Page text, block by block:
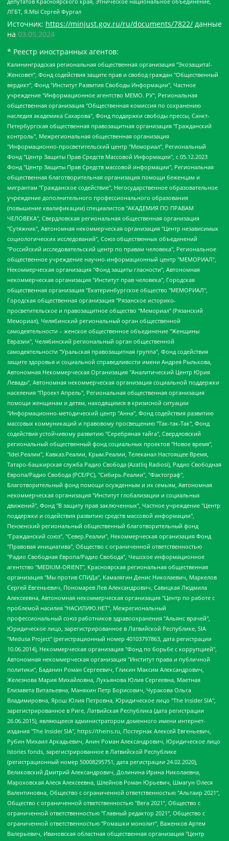
ЛГБТ, Я.МЫ Сергей Фургал
Источник: https://minjust.gov.ru/ru/documents/7822/ данные
на 03.05.2024
* Реестр иностранных агентов:
Калининградская региональная общественная организация "Экозащита!-Женсовет", Фонд содействия защите прав и свобод граждан "Общественный вердикт", Фонд "Институт Развития Свободы Информации", Частное учреждение "Информационное агентство МЕМО. РУ", Региональная общественная организация "Общественная комиссия по сохранению наследия академика Сахарова", Фонд поддержки свободы прессы, Санкт-Петербургская общественная правозащитная организация "Гражданский контроль", Межрегиональная общественная организация "Информационно-просветительский центр "Мемориал", Региональный Фонд "Центр Защиты Прав Средств Массовой Информации", с 05.12.2023 Фонд "Центр Защиты Прав Средств массовой информации", Региональная общественная благотворительная организация помощи беженцам и мигрантам "Гражданское содействие", Негосударственное образовательное учреждение дополнительного профессионального образования (повышение квалификации) специалистов "АКАДЕМИЯ ПО ПРАВАМ ЧЕЛОВЕКА", Свердловская региональная общественная организация "Сутяжник", Автономная некоммерческая организация "Центр независимых социологических исследований", Союз общественных объединений "Российский исследовательский центр по правам человека", Региональное общественное учреждение научно-информационный центр "МЕМОРИАЛ", Некоммерческая организация "Фонд защиты гласности", Автономная некоммерческая организация "Институт прав человека", Городская общественная организация "Екатеринбургское общество "МЕМОРИАЛ", Городская общественная организация "Рязанское историко-просветительское и правозащитное общество "Мемориал" (Рязанский Мемориал), Челябинский региональный орган общественной самодеятельности – женское общественное объединение "Женщины Евразии", Челябинский региональный орган общественной самодеятельности "Уральская правозащитная группа", Фонд содействия защите здоровья и социальной справедливости имени Андрея Рылькова, Автономная Некоммерческая Организация "Аналитический Центр Юрия Левады", Автономная некоммерческая организация социальной поддержки населения "Проект Апрель", Региональная общественная организация помощи женщинам и детям, находящимся в кризисной ситуации "Информационно-методический центр "Анна", Фонд содействия развитию массовых коммуникаций и правовому просвещению "Так-так-Так", Фонд содействия устойчивому развитию "Серебряная тайга", Свердловский региональный общественный фонд социальных проектов "Новое время", "Idel.Реалии", Кавказ.Реалии, Крым.Реалии, Телеканал Настоящее Время, Татаро-башкирская служба Радио Свобода (Azatliq Radiosi), Радио Свободная Европа/Радио Свобода (PCE/PC), "Сибирь.Реалии", "Фактограф", Благотворительный фонд помощи осужденным и их семьям, Автономная некоммерческая организация "Институт глобализации и социальных движений", Фонд "В защиту прав заключенных", Частное учреждение "Центр поддержки и содействия развитию средств массовой информации", Пензенский региональный общественный благотворительный фонд "Гражданский союз", "Север.Реалии", Некоммерческая организация Фонд "Правовая инициатива", Общество с ограниченной ответственностью "Радио Свободная Европа/Радио Свобода", Чешское информационное агентство "MEDIUM-ORIENT", Красноярская региональная общественная организация "Мы против СПИДа", Камалягин Денис Николаевич, Маркелов Сергей Евгеньевич, Пономарев Лев Александрович, Савицкая Людмила Алексеевна, Автономная некоммерческая организация "Центр по работе с проблемой насилия "НАСИЛИЮ.НЕТ", Межрегиональный профессиональный союз работников здравоохранения "Альянс врачей", Юридическое лицо, зарегистрированное в Латвийской Республике, SIA "Medusa Project" (регистрационный номер 40103797863, дата регистрации 10.06.2014), Некоммерческая организация "Фонд по борьбе с коррупцией", Автономная некоммерческая организация "Институт права и публичной политики", Баданин Роман Сергеевич, Гликин Максим Александрович, Железнова Мария Михайловна, Лукьянова Юлия Сергеевна, Маетная Елизавета Витальевна, Маняхин Петр Борисович, Чуракова Ольга Владимировна, Ярош Юлия Петровна, Юридическое лицо "The Insider SIA", зарегистрированное в Риге, Латвийская Республика (дата регистрации 26.06.2015), являющееся администратором доменного имени интернет-издания "The Insider SIA", https://theins.ru, Постернак Алексей Евгеньевич, Рубин Михаил Аркадьевич, Анин Роман Александрович, Юридическое лицо Istories fonds, зарегистрированное в Латвийской Республике (регистрационный номер 50008295751, дата регистрации 24.02.2020), Великовский Дмитрий Александрович, Долинина Ирина Николаевна, Мароховская Алеся Алексеевна, Шлейнов Роман Юрьевич, Шмагун Олеся Валентиновна, Общество с ограниченной ответственностью "Альтаир 2021", Общество с ограниченной ответственностью "Вега 2021", Общество с ограниченной ответственностью "Главный редактор 2021", Общество с ограниченной ответственностью "Ромашки монолит", Важенков Артем Валерьевич, Ивановская областная общественная организация "Центр гендерных исследований", Гурман Юрий Альбертович, Медиапроект "ОВД-Инфо", Егоров Владимир Владимирович, Жилинский Владимир Александрович, Общество с ограниченной ответственностью "ЗП", Иванова София Юрьевна, Карезина Инна Павловна, Кильтау Екатерина Викторовна, Петров Алексей Викторович, Пискунов Сергей Евгеньевич, Смирнов Сергей Сергеевич, Тихонов Михаил Сергеевич, Общество с ограниченной ответственностью "ЖУРНАЛИСТ-ИНОСТРАННЫЙ АГЕНТ", Арапова Галина Юрьевна, Вольтская Татьяна Анатольевна, Американская компания "Mason G.E.S. Anonymous Foundation" (США), являющаяся владельцем интернет-издания https://mnews.world/, Компания "Stichting Bellingcat", зарегистрированная в Нидерландах (дата регистрации 11.07.2018), Захаров Андрей Вячеславович, Клепиковская Екатерина Дмитриевна, Общество с ограниченной ответственностью "МЕМО", Перл Роман Александрович, Симонов Евгений Алексеевич, Соловьева Елена Анатольевна, Сотников Даниил Владимирович, Сурначева Елизавета Дмитриевна, Автономная некоммерческая организация по защите прав человека и информированию населения "Якутия – Наше Мнение", Общество с ограниченной ответственностью "Москоу диджитал медиа", с 26.01.2023 Общество с ограниченной ответственностью "Чайка Белые сады", Ветошкина Валерия Валерьевна, Заговора Максим Александрович, Межрегиональное общественное движение "Российская ЛГБТ - сеть", Оленичев Максим Владимирович, Павлов Иван Юрьевич, Скворцова Елена Сергеевна, Общество с ограниченной ответственностью "Как бы инагент", Кочетков Игорь Викторович, Общество с ограниченной ответственностью "Честные выборы", Еланчик Олег Александрович, Общество с ограниченной ответственностью "Нобелевский призыв", Гималова Регина Эмилевна, Григорьев Андрей Валерьевич, Григорьева Алина Александровна, Ассоциация по содействию защите прав призывников, альтернативнослужащих и военнослужащих "Правозащитная группа "Гражданин.Армия.Право", Хисамова Регина Фаритовна, Автономная некоммерческая организация по реализации социально-правовых программ "Лилит", Дальневосточное общественное движение "Маяк", Санкт-Петербургская ЛГБТ-инициативная группа "Выход", Инициативная группа ЛГБТ+ "Реверс", Алексеев Андрей Викторович, Бекбулатова Таисия Львовна, Беляев Иван Михайлович, Владыкина Елена Сергеевна, Гельман Марат Александрович, Никульшина Вероника Юрьевна, Толоконникова Надежда Андреевна, Шендерович Виктор Анатольевич, Общество с ограниченной ответственностью "Данное сообщение", Общество с ограниченной ответственностью Издательский дом "Новая глава", Айнбиндер Александра Александровна, Московский комьюнити-центр для ЛГБТ+инициатив, Благотворительный фонд развития филантропии, Deutsche Welle (Германия, Kurt-Schumacher-Strasse 3, 53113 Bonn), Борзунова Мария Михайловна, Воробьев Виктор Викторович, Голубева Анна Львовна, Константинова Алла Михайловна, Малкова Ирина Владимировна, Мурадов Мурад Абдулгалимович, Осетинская Елизавета Николаевна, Понасенков Евгений Николаевич, Ганапольский Матвей Юрьевич, Киселев Евгений Алексеевич, Борухович Ирина Григорьевна, Дремин Иван Тимофеевич, Дубровский Дмитрий Викторович, Красноярская региональная общественная организация поддержки и развития альтернативных образовательных технологий и межкультурных коммуникаций "ИНТЕРРА", Маяковская Екатерина Алексеевна, Фейгин Марк Захарович, Филимонов Андрей Викторович, Дзугкоева Регина Николаевна, Доброхотов Роман Александрович, Дудь Юрий Александрович, Елкин Сергей Владимирович, Кругликов Кирилл Игоревич, Сабунаева Мария Леонидовна, Семенов Алексей Владимирович, Шаинян Карен Багратович, Шульман Екатерина Михайловна, Асафьев Артур Валерьевич, Вахштайн Виктор Семенович, Венедиктов Алексей Алексеевич, Лушникова Екатерина Евгеньевна, Волков Леонид Михайлович, Невзоров Александр Глебович, Пархоменко Сергей Борисович, Сироткин Ярослав Николаевич, Кара-Мурза Владимир Владимирович, Баранова Наталья Владимировна, Гозман Леонид Яковлевич, Кагарлицкий Борис Юльевич, Климарев Михаил Валерьевич, Милов Владимир Станиславович, Автономная некоммерческая организация Краснодарский центр современного искусства "Типография", Моргенштерн Алишер Тагирович, Соболь Любовь Эдуардовна, Общество с ограниченной ответственностью "ЛИЗА НОРМ", Каспаров Гарри Кимович, Ходорковский Михаил Борисович, Общество с ограниченной ответственностью "Апрельские тезисы", Данилович Ирина Брониславовна, Кашин Олег Владимирович, Петров Николай Владимирович, Пивоваров Алексей Владимирович, Соколов Михаил Владимирович, Цветкова Юлия Владимировна, Чичваркин Евгений Александрович, Комитет против пыток/Команда против пыток, Общество с ограниченной ответственностью "Первый научный", Общество с ограниченной ответственностью "Вертолет и ко", Белоцерковская Вероника Борисовна, Кац Максим Евгеньевич, Лазарева Татьяна Юрьевна, Шаведдинов Руслан Табризович, Яшин Илья Валерьевич, Общество с ограниченной ответственностью "Иноагент ААВ", Алешковский Дмитрий Петрович, Альбац Евгения Марковна, Быков Дмитрий Львович, Галямина Юлия Евгеньевна, Лойко Сергей Леонидович, Мартынов Кирилл Константинович, Медведев Сергей Александрович, Крашенинников Федор Геннадиевич, Гордеева Катерина Вл